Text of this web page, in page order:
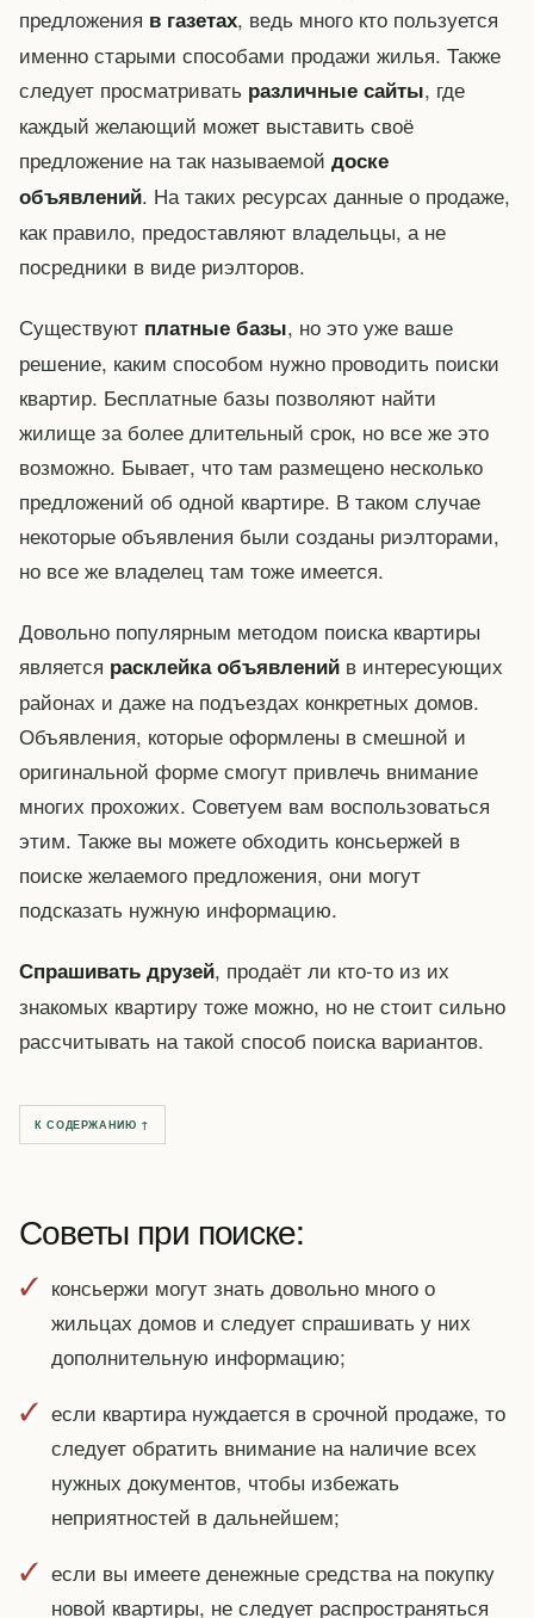
предложения в газетах, ведь много кто пользуется
именно старыми способами продажи жилья. Также
следует просматривать различные сайты, где
каждый желающий может выставить своё
предложение на так называемой доске
объявлений. На таких ресурсах данные о продаже,
как правило, предоставляют владельцы, а не
посредники в виде риэлторов.
Существуют платные базы, но это уже ваше
решение, каким способом нужно проводить поиски
квартир. Бесплатные базы позволяют найти
жилище за более длительный срок, но все же это
возможно. Бывает, что там размещено несколько
предложений об одной квартире. В таком случае
некоторые объявления были созданы риэлторами,
но все же владелец там тоже имеется.
Довольно популярным методом поиска квартиры
является расклейка объявлений в интересующих
районах и даже на подъездах конкретных домов.
Объявления, которые оформлены в смешной и
оригинальной форме смогут привлечь внимание
многих прохожих. Советуем вам воспользоваться
этим. Также вы можете обходить консьержей в
поиске желаемого предложения, они могут
подсказать нужную информацию.
Спрашивать друзей, продаёт ли кто-то из их
знакомых квартиру тоже можно, но не стоит сильно
рассчитывать на такой способ поиска вариантов.
К СОДЕРЖАНИЮ ↑
Советы при поиске:
консьержи могут знать довольно много о
жильцах домов и следует спрашивать у них
дополнительную информацию;
если квартира нуждается в срочной продаже, то
следует обратить внимание на наличие всех
нужных документов, чтобы избежать
неприятностей в дальнейшем;
если вы имеете денежные средства на покупку
новой квартиры, не следует распространяться